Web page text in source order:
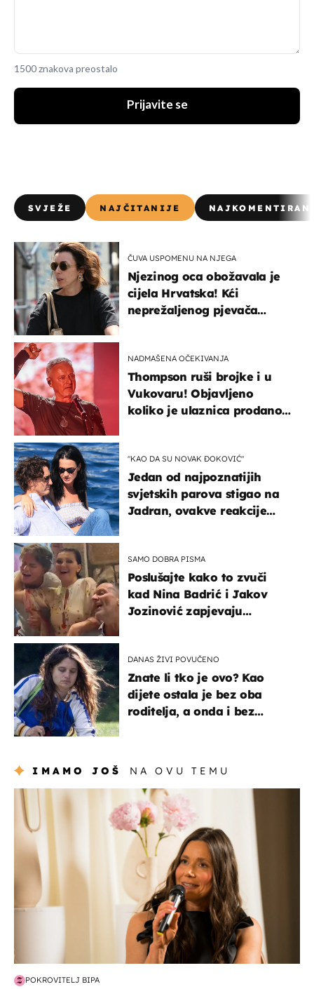
1500 znakova preostalo
Prijavite se
SVJEŽE NAJČITANIJE
ČUVA USPOMENU NA NJEGA
Njezinog oca obožavala je
cijela Hrvatska! Kći
neprežaljenog pjevača
NADMAŠENA OČEKIVANJA
Thompson ruši brojke i u
Vukovaru! Objavljeno
koliko je ulaznica prodano
"KAO DA SU NOVAK ĐOKOVIĆ"
Jedan od najpoznatijih
svjetskih parova stigao na
Jadran, ovakve reakcije
SAMO DOBRA PISMA
Poslušajte kako to zvuči
kad Nina Badrić i Jakov
Jozinović zapjevaju
DANAS ŽIVI POVUČENO
Znate li tko je ovo? Kao
dijete ostala je bez oba
roditelja, a onda i bez
IMAMO JOŠ NA OVU TEMU
moda & ljepota
POKROVITELJ BIPA